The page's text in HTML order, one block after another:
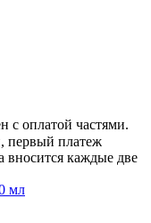
с оплатой частями.
первый платеж
вносится каждые две
мл